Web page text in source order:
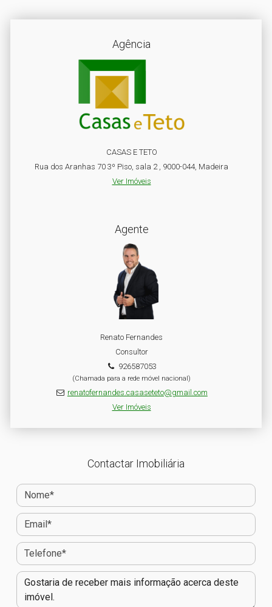
Agência
CASAS E TETO
Rua dos Aranhas 70 3º Piso, sala 2 , 9000-044, Madeira
Ver Imóveis
Agente
Renato Fernandes
Consultor
926587053
(Chamada para a rede móvel nacional)
renatofernandes.casaseteto@gmail.com
Ver Imóveis
Contactar Imobiliária